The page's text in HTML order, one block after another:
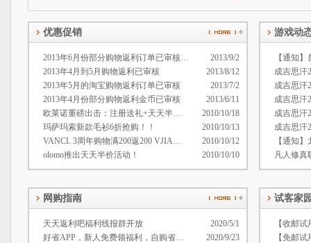
优惠促销
2013年6月份部分购物返利订单已审核通过
2013/9/2
2013年4月到5月购物返利已审核
2013/8/12
2013年5月的淘宝购物返利订单已审核
2013/7/2
2013年4月份部分购物返利金币已审核
2013/6/11
欧莱诺重磅出击：注册送礼+天天半价+满额送券+满额加送
2010/10/18
玛萨玛索新款毛衫6折抢购！！
2010/10/13
VANCL 3周年购物满200返200 VJIA礼品卡！
2010/10/12
olomo推出天天半价活动！
2010/10/10
游戏动
【通知
成吉思汗
成吉思汗
成吉思汗
成吉思汗
成吉思汗
凡人修真
网购指南
天天返利吧福利线报群开放
2020/5/1
好省APP，新人免费领福利，自购省钱分享赚钱神器
2020/9/23
试客家
【免邮